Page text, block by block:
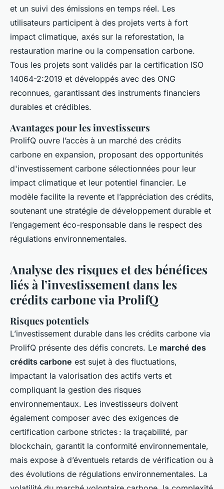
et un suivi des émissions en temps réel. Les
utilisateurs participent à des projets verts à fort
impact climatique, axés sur la reforestation, la
restauration marine ou la compensation carbone.
Tous les projets sont validés par la certification ISO
14064-2:2019 et développés avec des ONG
reconnues, garantissant des instruments financiers
durables et crédibles.
Avantages pour les investisseurs
ProlifQ ouvre l’accès à un marché des crédits
carbone en expansion, proposant des opportunités
d'investissement carbone sélectionnées pour leur
impact climatique et leur potentiel financier. Le
modèle facilite la revente et l’appréciation des crédits,
soutenant une stratégie de développement durable et
l’engagement éco-responsable dans le respect des
régulations environnementales.
Analyse des risques et des bénéfices
liés à l’investissement dans les
crédits carbone via ProlifQ
Risques potentiels
L’investissement durable dans les crédits carbone via
ProlifQ présente des défis concrets. Le marché des
crédits carbone est sujet à des fluctuations,
impactant la valorisation des actifs verts et
compliquant la gestion des risques
environnementaux. Les investisseurs doivent
également composer avec des exigences de
certification carbone strictes : la traçabilité, par
blockchain, garantit la conformité environnementale,
mais expose à d’éventuels retards de vérification ou à
des évolutions de régulations environnementales. La